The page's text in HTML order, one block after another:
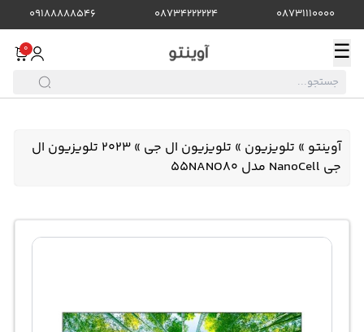
08731110000
08734222224
09188888546
☰
0
آوینتو » تلویزیون » تلویزیون ال جی »
2023 تلویزیون ال
جی NanoCell مدل 55NANO80